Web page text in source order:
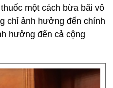
một cách bừa bãi vô
chỉ ảnh hưởng đến chính
hưởng đến cả cộng